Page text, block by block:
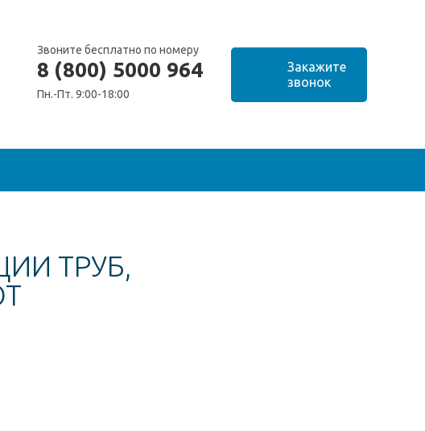
Звоните бесплатно по номеру
8 (800) 5000 964
Пн.-Пт. 9:00-18:00
ТРУБ,